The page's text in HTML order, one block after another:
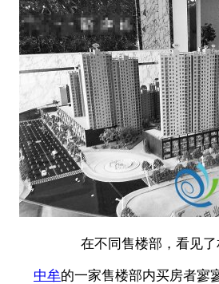
在不同售楼部，看见了
中牟的一家售楼部内买房者寥